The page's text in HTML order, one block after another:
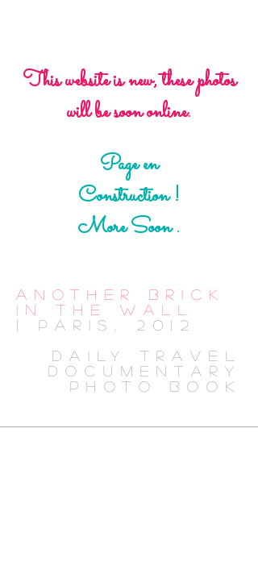
This website is new, these photos
will be soon online.
Page en
Construction !
More Soon .
ANOTHER BRICK
IN THE WALL
| PARIS, 2012
DAILY TRAVEL
DOCUMENTARY
PHOTO BOOK